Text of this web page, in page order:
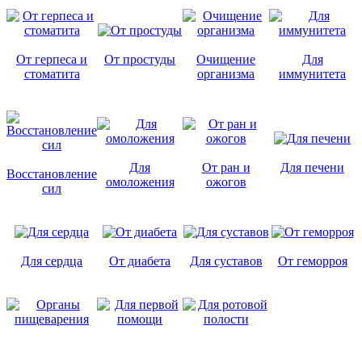
От герпеса и
стоматита
От простуды
Очищение
организма
Для
иммунитета
Восстановление
сил
Для
омоложения
От ран и
ожогов
Для печени
Для сердца От диабета Для суставов От геморроя